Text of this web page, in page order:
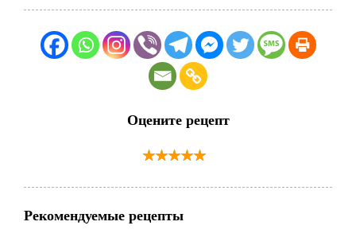
Оцените рецепт
Рекомендуемые рецепты